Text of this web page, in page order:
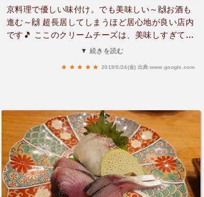
京料理で優しい味付け。でも美味しい～🙌お酒も
進む～🙌 超長居してしまうほど居心地が良い店内
です🎵 ここのクリームチーズは、美味しすぎてお
土産でお持ち帰りもしちゃいました✨
▼ 続きを読む
2019/5/24(金) 出典:www.google.com